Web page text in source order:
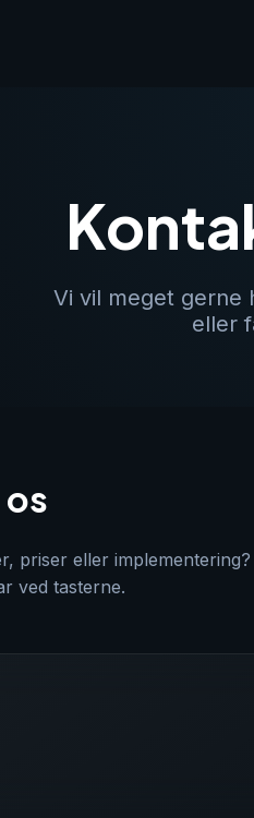
Vi vil meget gerne
eller
os
priser eller implementering?
ved tasterne.